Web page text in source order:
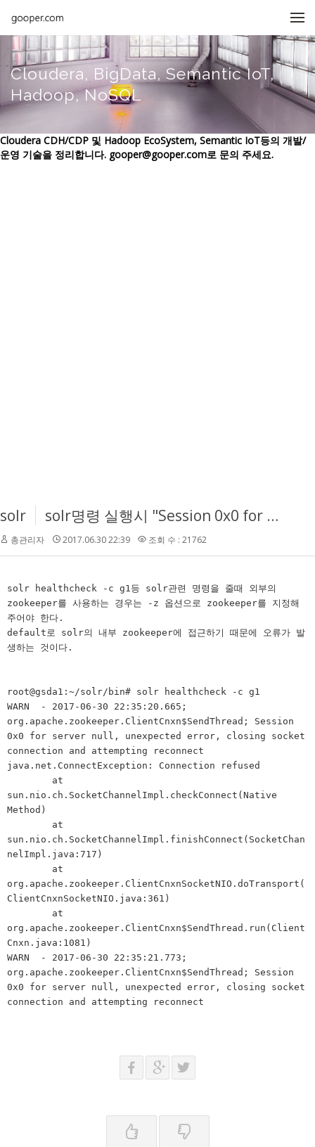
Cloudera, BigData, Semantic IoT,
Hadoop, NoSQL
Cloudera CDH/CDP 및 Hadoop EcoSystem, Semantic IoT등의 개발/
운영 기술을 정리합니다. gooper@gooper.com로 문의 주세요.
solr solr명령 실행시 "Session 0x0 for server null, unexpected error, closing socket connection and attempting reconnect" 오류발생
총관리자 2017.06.30 22:39 조회 수 : 21762
solr healthcheck -c g1등 solr관련 명령을 줄때 외부의
zookeeper를 사용하는 경우는 -z 옵션으로 zookeeper를 지정해
주어야 한다.
default로 solr의 내부 zookeeper에 접근하기 때문에 오류가 발
생하는 것이다.
root@gsda1:~/solr/bin# solr healthcheck -c g1
WARN - 2017-06-30 22:35:20.665;
org.apache.zookeeper.ClientCnxn$SendThread; Session
0x0 for server null, unexpected error, closing socket
connection and attempting reconnect
java.net.ConnectException: Connection refused
at
sun.nio.ch.SocketChannelImpl.checkConnect(Native
Method)
at
sun.nio.ch.SocketChannelImpl.finishConnect(SocketChan
nelImpl.java:717)
at
org.apache.zookeeper.ClientCnxnSocketNIO.doTransport(
ClientCnxnSocketNIO.java:361)
at
org.apache.zookeeper.ClientCnxn$SendThread.run(Client
Cnxn.java:1081)
WARN - 2017-06-30 22:35:21.773;
org.apache.zookeeper.ClientCnxn$SendThread; Session
0x0 for server null, unexpected error, closing socket
connection and attempting reconnect